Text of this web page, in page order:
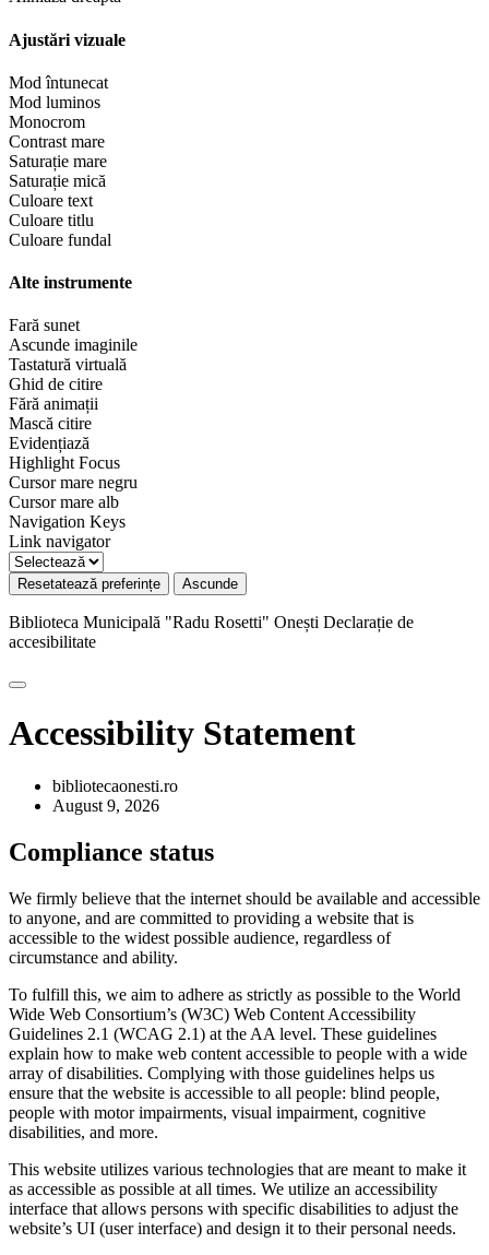
Ajustări vizuale
Mod întunecat
Mod luminos
Monocrom
Contrast mare
Saturație mare
Saturație mică
Culoare text
Culoare titlu
Culoare fundal
Alte instrumente
Fară sunet
Ascunde imaginile
Tastatură virtuală
Ghid de citire
Fără animații
Mască citire
Evidențiază
Highlight Focus
Cursor mare negru
Cursor mare alb
Navigation Keys
Link navigator
Resetatează preferințe Ascunde
Biblioteca Municipală "Radu Rosetti" Onești Declarație de
accesibilitate
Accessibility Statement
bibliotecaonesti.ro
August 9, 2026
Compliance status
We firmly believe that the internet should be available and accessible
to anyone, and are committed to providing a website that is
accessible to the widest possible audience, regardless of
circumstance and ability.
To fulfill this, we aim to adhere as strictly as possible to the World
Wide Web Consortium’s (W3C) Web Content Accessibility
Guidelines 2.1 (WCAG 2.1) at the AA level. These guidelines
explain how to make web content accessible to people with a wide
array of disabilities. Complying with those guidelines helps us
ensure that the website is accessible to all people: blind people,
people with motor impairments, visual impairment, cognitive
disabilities, and more.
This website utilizes various technologies that are meant to make it
as accessible as possible at all times. We utilize an accessibility
interface that allows persons with specific disabilities to adjust the
website’s UI (user interface) and design it to their personal needs.